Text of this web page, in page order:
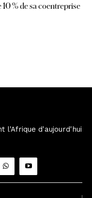
% de sa coentreprise
l'Afrique d'aujourd'hui